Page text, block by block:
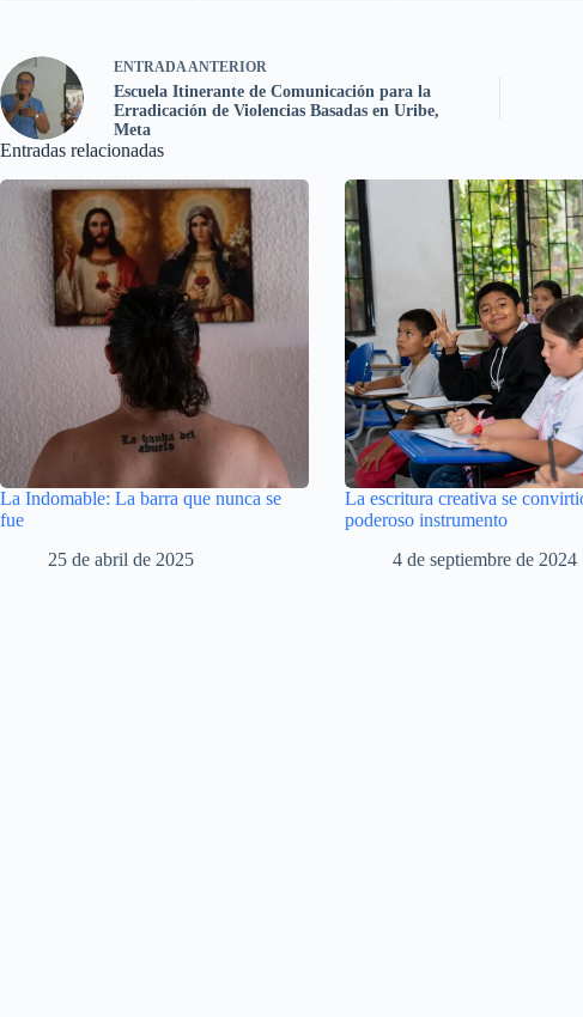
ENTRADAANTERIOR
Escuela Itinerante de Comunicación para la
Erradicación de Violencias Basadas en Uribe,
Meta
Entradas relacionadas
La Indomable: La barra que nunca se
fue
25 de abril de 2025
La escritura creativa se
poderoso instrumento
4 de septiembre de 2024